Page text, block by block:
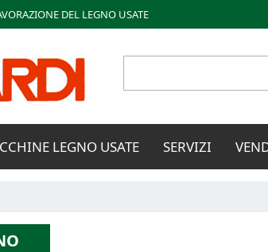
DEL LEGNO USATE
LEGNO USATE SERVIZI